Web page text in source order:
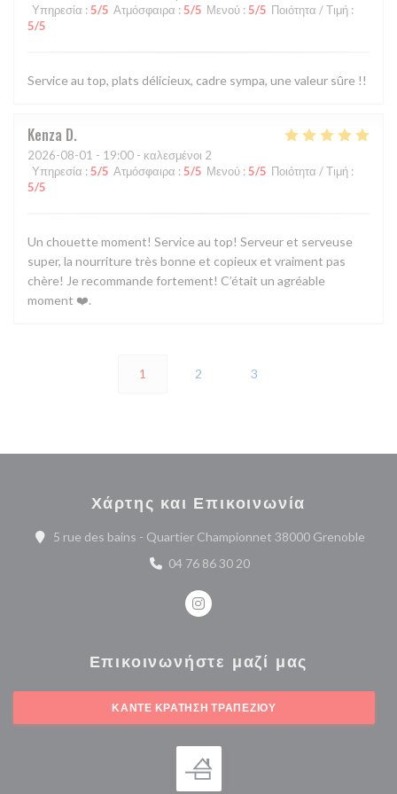
Υπηρεσία : 5/5 Ατμόσφαιρα : 5/5 Μενού : 5/5 Ποιότητα / Τιμή :
5/5
Service au top, plats délicieux, cadre sympa, une valeur sûre !!
Kenza D
2026-08-01 - 19:00 - καλεσμένοι 2
Υπηρεσία : 5/5 Ατμόσφαιρα : 5/5 Μενού : 5/5 Ποιότητα / Τιμή :
5/5
Un chouette moment! Service au top! Serveur et serveuse
super, la nourriture très bonne et copieux et vraiment pas
chère! Je recommande fortement! C’était un agréable
moment ❤️.
1 2 3
Χάρτης και Επικοινωνία
5 rue des bains - Quartier Championnet 38000 Grenoble
04 76 86 30 20
Instagram ((ανοίγει σε νέο
Επικοινωνήστε μαζί μας
ΚΆΝΤΕ ΚΡΆΤΗΣΗ ΤΡΑΠΕΖΙΟΎ